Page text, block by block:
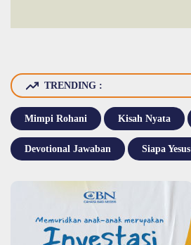
TRENDING :
Mimpi Rohani Kisah Nyata
Devotional Jawaban Siapa Yesus